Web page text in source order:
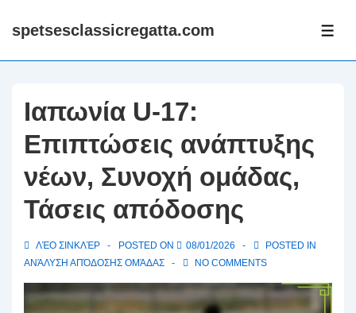
Skipspetsesclassicregatta.com
Ιαπωνία U-17:
Επιπτώσεις ανάπτυξης
νέων, Συνοχή ομάδας,
Τάσεις απόδοσης
ΛΈΟ ΣΙΝΚΛΈΡ POSTED ON 08/01/2026
POSTED IN
ΑΝΆΛΥΣΗ ΑΠΌΔΟΣΗΣ ΟΜΆΔΑΣ
NO COMMENTS